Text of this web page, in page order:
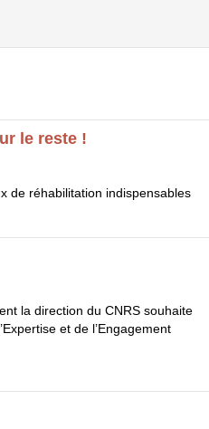
le reste !
de réhabilitation indispensables
la direction du CNRS souhaite
et de l’Engagement